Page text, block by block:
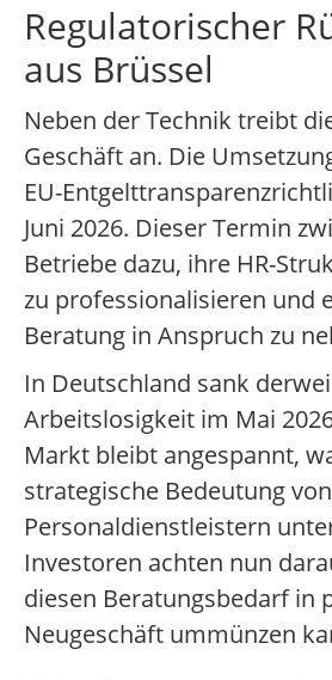
Regulatorischer
aus Brüssel
Neben der Technik treibt
Geschäft an. Die
EU-
Juni 2026. Dieser Termin
Betriebe dazu, ihre HR-
zu professionalisieren und
Beratung in Anspruch zu
In Deutschland sank
Arbeitslosigkeit im Mai
Markt bleibt angespannt,
strategische Bedeutung von
Personaldienstleistern
Investoren achten nun
diesen Beratungsbedarf in
Neugeschäft ummünzen